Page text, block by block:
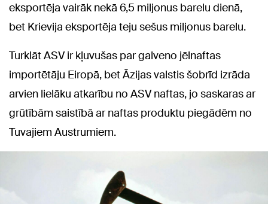
eksportēja vairāk nekā 6,5 miljonus barelu dienā,
bet Krievija eksportēja teju sešus miljonus barelu.
Turklāt ASV ir kļuvušas par galveno jēlnaftas
importētāju Eiropā, bet Āzijas valstis šobrīd izrāda
arvien lielāku atkarību no ASV naftas, jo saskaras ar
grūtībām saistībā ar naftas produktu piegādēm no
Tuvajiem Austrumiem.